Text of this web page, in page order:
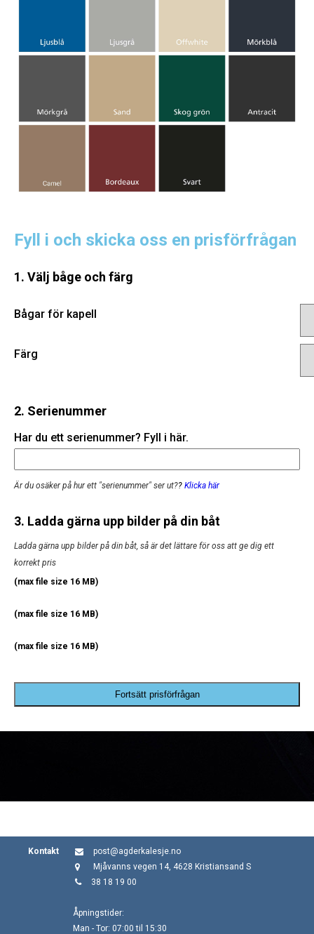
Fyll i och skicka oss en prisförfrågan
1. Välj båge och färg
Bågar för kapell
Färg
2. Serienummer
Har du ett serienummer? Fyll i här.
Är du osäker på hur ett "serienummer" ser ut?? Klicka här
3. Ladda gärna upp bilder på din båt
Ladda gärna upp bilder på din båt, så är det lättare för oss att ge dig ett
korrekt pris
(max file size 16 MB)
(max file size 16 MB)
(max file size 16 MB)
Fortsätt prisförfrågan
Kontakt
post@agderkalesje.no
Mjåvanns vegen 14, 4628 Kristiansand S
38 18 19 00
Åpningstider:
Man - Tor: 07:00 til 15:30